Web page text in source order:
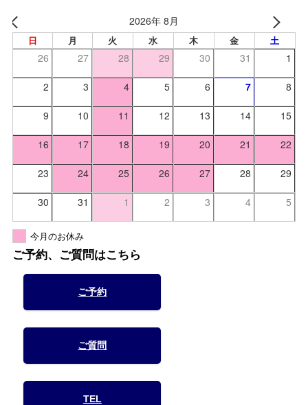
2026年 8月
日 月 火 水 木 金 土
26 27 28 29 30 31 1
2 3 4 5 6 7 8
9 10 11 12 13 14 15
16 17 18 19 20 21 22
23 24 25 26 27 28 29
30 31 1 2 3 4 5
今月のお休み
ご予約、ご質問はこちら
ご予約
ご質問
TEL